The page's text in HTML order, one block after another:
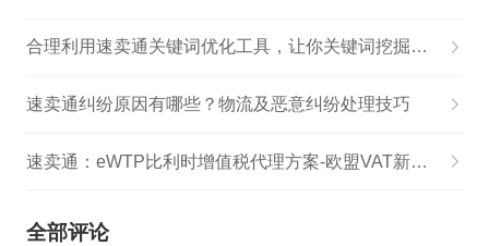
合理利用速卖通关键词优化工具，让你关键词挖掘手到擒来
速卖通纠纷原因有哪些？物流及恶意纠纷处理技巧
速卖通：eWTP比利时增值税代理方案-欧盟VAT新选项正式上线
全部评论